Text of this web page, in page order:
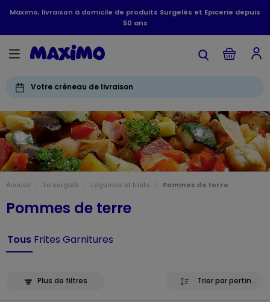
Maximo, livraison à domicile de produits Surgelés et Epicerie depuis
50 ans
Votre créneau de livraison
Accueil Le surgelé Légumes et fruits Pommes de terre
Pommes de terre
Tous Frites Garnitures
Plus de filtres Trier par pertinence